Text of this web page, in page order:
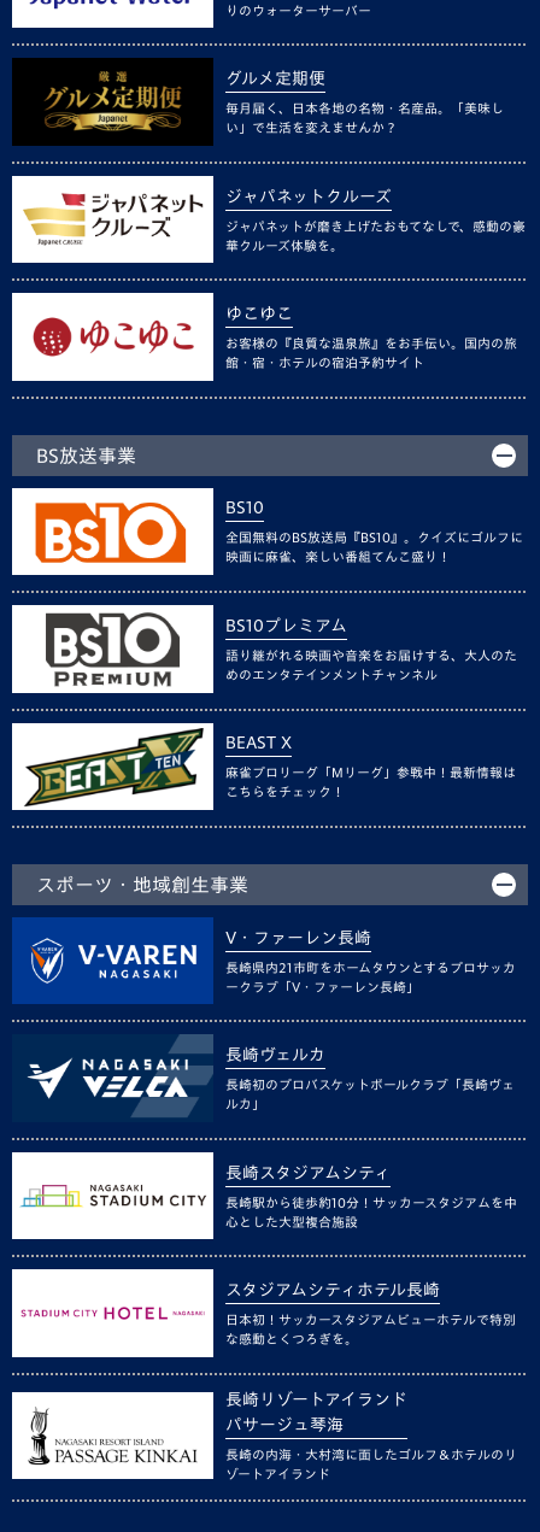
りのウォーターサーバー
グルメ定期便
毎月届く、日本各地の名物・名産品。「美味し
い」で生活を変えませんか？
ジャパネットクルーズ
ジャパネットが磨き上げたおもてなしで、感動の豪
華クルーズ体験を。
ゆこゆこ
お客様の『良質な温泉旅』をお手伝い。国内の旅
館・宿・ホテルの宿泊予約サイト
BS放送事業
BS10
全国無料のBS放送局『BS10』。クイズにゴルフに
映画に麻雀、楽しい番組てんこ盛り！
BS10プレミアム
語り継がれる映画や音楽をお届けする、大人のた
めのエンタテインメントチャンネル
BEAST X
麻雀プロリーグ「Mリーグ」参戦中！最新情報は
こちらをチェック！
スポーツ・地域創生事業
V・ファーレン長崎
長崎県内21市町をホームタウンとするプロサッカ
ークラブ「V・ファーレン長崎」
長崎ヴェルカ
長崎初のプロバスケットボールクラブ「長崎ヴェ
ルカ」
長崎スタジアムシティ
長崎駅から徒歩約10分！サッカースタジアムを中
心とした大型複合施設
スタジアムシティホテル長崎
日本初！サッカースタジアムビューホテルで特別
な感動とくつろぎを。
長崎リゾートアイランド
パサージュ琴海
長崎の内海・大村湾に面したゴルフ＆ホテルのリ
ゾートアイランド